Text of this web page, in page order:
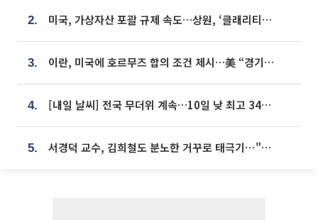
2. 미국, 가상자산 포괄 규제 속도…상원, ‘클래리티법’ 9월 절차투표 추진
3. 이란, 미국에 호르무즈 합의 조건 제시…美 “경기 아직 안 끝나” [종합]
4. [내일 날씨] 전국 무더위 계속…10일 낮 최고 34도 육박
5. 서경덕 교수, 김희철도 분노한 거꾸로 태극기⋯"엉터리는 아냐, 아쉬울 뿐"